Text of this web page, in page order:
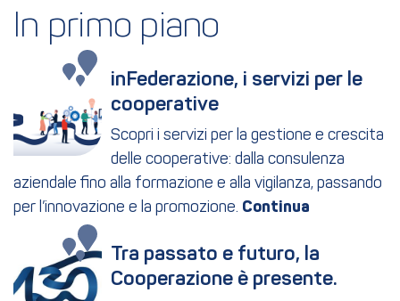
In primo piano
inFederazione, i servizi per le
cooperative
Scopri i servizi per la gestione e crescita
delle cooperative: dalla consulenza
aziendale fino alla formazione e alla vigilanza, passando
per l’innovazione e la promozione.
Tra passato e futuro, la
Cooperazione è presente.